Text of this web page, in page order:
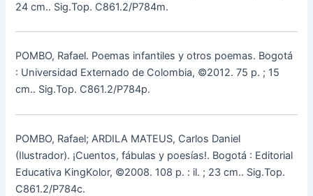
24 cm.. Sig.Top. C861.2/P784m.
POMBO, Rafael. Poemas infantiles y otros poemas. Bogotá
: Universidad Externado de Colombia, ©2012. 75 p. ; 15
cm.. Sig.Top. C861.2/P784p.
POMBO, Rafael; ARDILA MATEUS, Carlos Daniel
(Ilustrador). ¡Cuentos, fábulas y poesías!. Bogotá : Editorial
Educativa KingKolor, ©2008. 108 p. : il. ; 23 cm.. Sig.Top.
C861.2/P784c.